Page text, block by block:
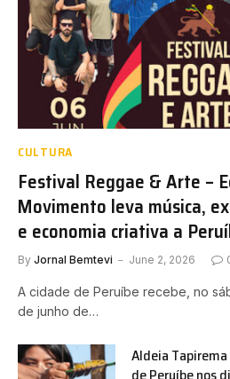
CULTURA
Festival Reggae & Arte –
Movimento leva música,
e economia criativa a
By Jornal Bemtevi June 2, 2026
A cidade de Peruíbe recebe, no
de junho de…
Aldeia